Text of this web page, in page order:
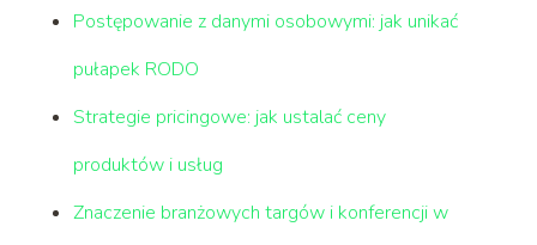
Postępowanie z danymi osobowymi: jak unikać
pułapek RODO
Strategie pricingowe: jak ustalać ceny
produktów i usług
Znaczenie branżowych targów i konferencji w